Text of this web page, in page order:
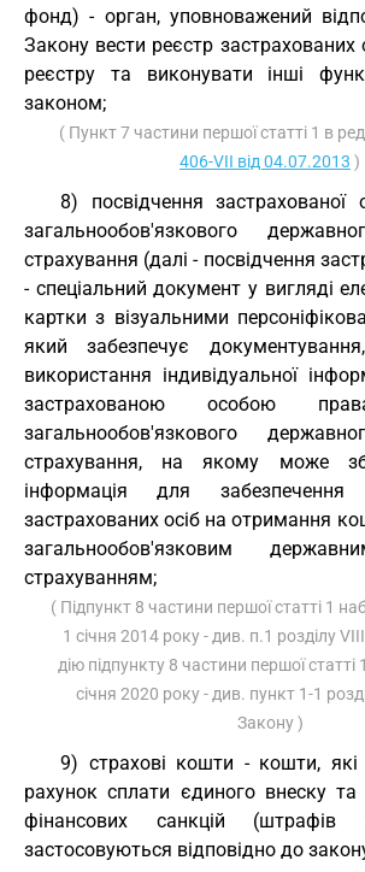
фонд) - орган, уповноважений
Закону вести реєстр застрахованих
реєстру та виконувати інші
законом;
( Пункт 7 частини першої статті 1 в
406-VII від 04.07.2013 )
8) посвідчення застрахованої
загальнообов'язкового
страхування (далі - посвідчення
- спеціальний документ у вигляді
картки з візуальними
який забезпечує
використання індивідуальної
застрахованою особою
загальнообов'язкового
страхування, на якому може
інформація для
застрахованих осіб на отримання
загальнообов'язковим
страхуванням;
( Підпункт 8 частини першої статті 1
1 січня 2014 року - див. п.1 розділу
дію підпункту 8 частини першої статті
січня 2020 року - див. пункт 1-1
Закону )
9) страхові кошти - кошти,
рахунок сплати єдиного внеску
фінансових санкцій
застосовуються відповідно до